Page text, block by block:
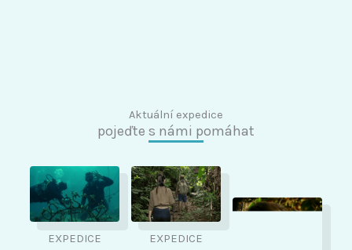
Aktuální expedice
pojeďte s námi pomáhat
EXPEDICE
EXPEDICE